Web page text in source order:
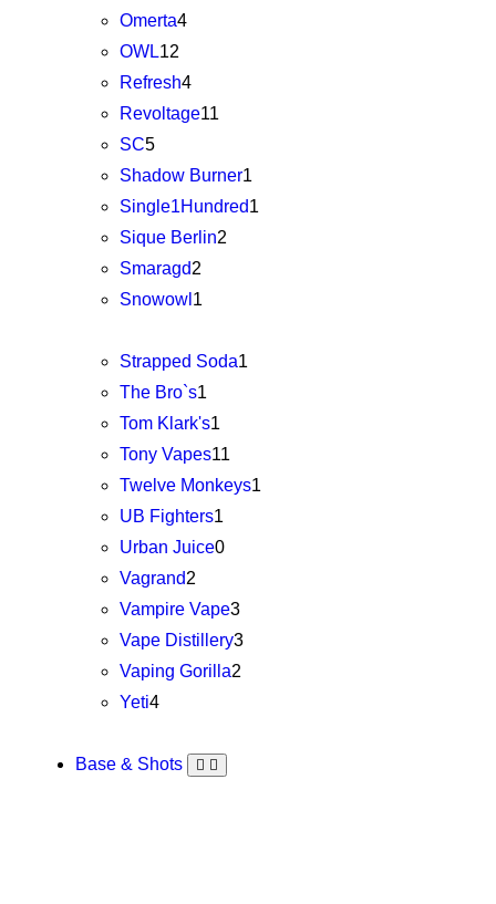
Omerta4
OWL12
Refresh4
Revoltage11
SC5
Shadow Burner1
Single1Hundred1
Sique Berlin2
Smaragd2
Snowowl 1
Strapped Soda1
The Bro`s1
Tom Klark's1
Tony Vapes11
Twelve Monkeys1
UB Fighters1
Urban Juice0
Vagrand2
Vampire Vape3
Vape Distillery3
Vaping Gorilla2
Yeti4
Base & Shots